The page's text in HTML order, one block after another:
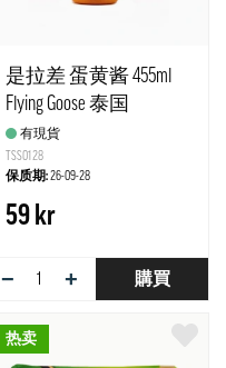
是拉差 蛋黄酱 455ml
Flying Goose 泰国
有現貨
TSS0128
保质期:26-09-28
59 kr
− + 購買
热卖